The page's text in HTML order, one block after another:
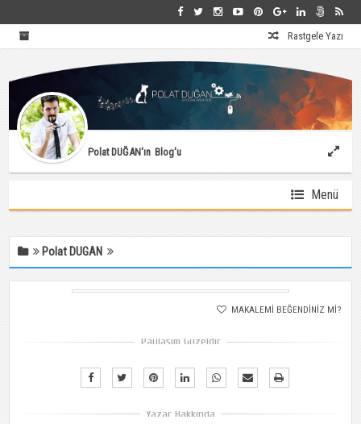
Rastgele Yazı
Polat DUĞAN'ın Blog'u
Menü
Polat DUGAN
film25
Haziran 15, 2014 | 518 Okuma
MAKALEMI BEĞENDINIZ MI?